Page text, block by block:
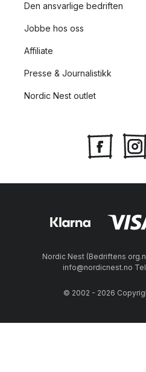
Den ansvarlige bedriften
Jobbe hos oss
Affiliate
Presse & Journalistikk
Nordic Nest outlet
Nordic Nest (Bedriftens
info@nordicnest.no
© 2002 - 2026